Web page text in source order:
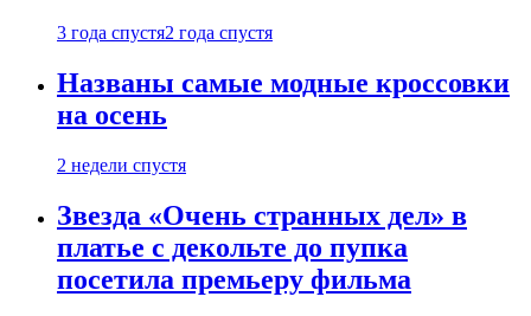
3 года спустя2 года спустя
Названы самые модные кроссовки
на осень
2 недели спустя
Звезда «Очень странных дел» в
платье с декольте до пупка
посетила премьеру фильма